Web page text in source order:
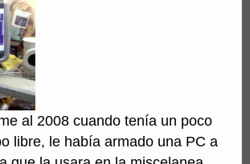
al 2008 cuando tenía un poco
libre, le había armado una PC a